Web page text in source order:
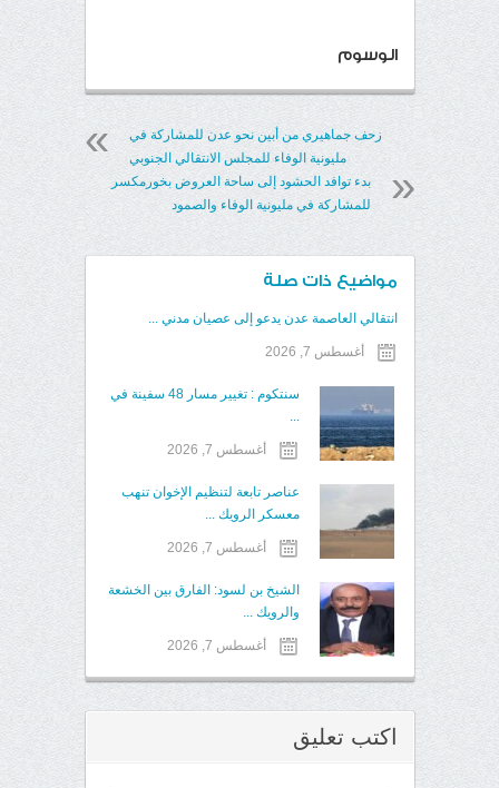
الوسوم
زحف جماهيري من أبين نحو عدن للمشاركة في
مليونية الوفاء للمجلس الانتقالي الجنوبي
بدء توافد الحشود إلى ساحة العروض بخورمكسر
للمشاركة في مليونية الوفاء والصمود
مواضيع ذات صلة
انتقالي العاصمة عدن يدعو إلى عصيان مدني ...
أغسطس 7, 2026
سنتكوم : تغيير مسار 48 سفينة في
...
أغسطس 7, 2026
عناصر تابعة لتنظيم الإخوان تنهب
معسكر الرويك ...
أغسطس 7, 2026
الشيخ بن لسود: الفارق بين الخشعة
والرويك ...
أغسطس 7, 2026
اكتب تعليق